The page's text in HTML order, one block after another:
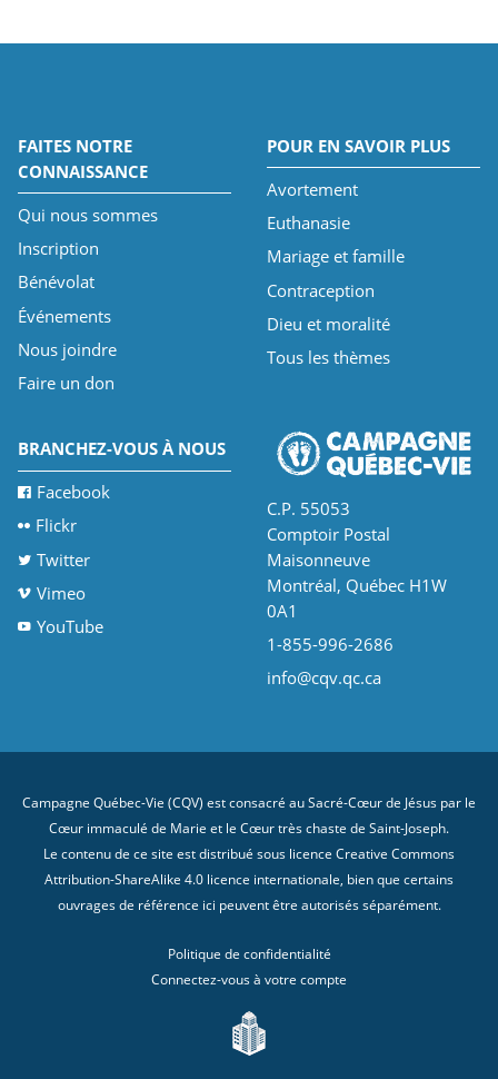
FAITES NOTRE
CONNAISSANCE
Qui nous sommes
Inscription
Bénévolat
Événements
Nous joindre
Faire un don
POUR EN SAVOIR PLUS
Avortement
Euthanasie
Mariage et famille
Contraception
Dieu et moralité
Tous les thèmes
BRANCHEZ-VOUS À NOUS
Facebook
Flickr
Twitter
Vimeo
YouTube
C.P. 55053
Comptoir Postal
Maisonneuve
Montréal, Québec H1W
0A1
1-855-996-2686
info@cqv.qc.ca
Campagne Québec-Vie (CQV) est consacré au Sacré-Cœur de Jésus par le
Cœur immaculé de Marie et le Cœur très chaste de Saint-Joseph.
Le contenu de ce site est distribué sous licence Creative Commons
Attribution-ShareAlike 4.0 licence internationale , bien que certains
ouvrages de référence ici peuvent être autorisés séparément.
Politique de confidentialité
Connectez-vous à votre compte